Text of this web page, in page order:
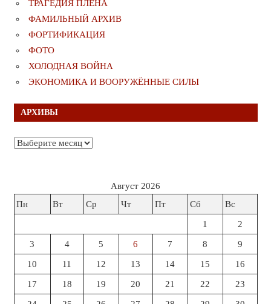
ТРАГЕДИЯ ПЛЕНА
ФАМИЛЬНЫЙ АРХИВ
ФОРТИФИКАЦИЯ
ФОТО
ХОЛОДНАЯ ВОЙНА
ЭКОНОМИКА И ВООРУЖЁННЫЕ СИЛЫ
АРХИВЫ
Архивы
Август 2026
Пн
Вт Ср Чт Пт Сб Вс
1 2
3 4 5 6 7 8 9
10 11 12 13 14 15 16
17 18 19 20 21 22 23